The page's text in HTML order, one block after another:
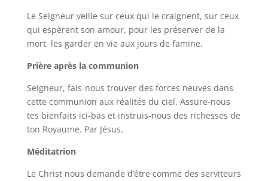
Le Seigneur veille sur ceux qui le craignent, sur ceux
qui espèrent son amour, pour les préserver de la
mort, les garder en vie aux jours de famine.
Prière après la communion
Seigneur, fais-nous trouver des forces neuves dans
cette communion aux réalités du ciel. Assure-nous
tes bienfaits ici-bas et instruis-nous des richesses de
ton Royaume. Par Jésus.
Méditatrion
Le Christ nous demande d’être comme des serviteurs